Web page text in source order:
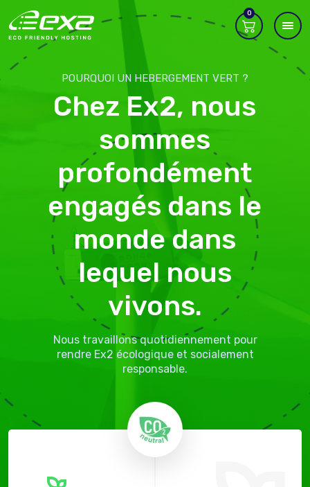
0
POURQUOI UN HEBERGEMENT VERT ?
Chez Ex2, nous
sommes
profondément
engagés dans le
monde dans
lequel nous
vivons.
Nous travaillons quotidiennement pour
rendre Ex2 écologique et socialement
responsable.